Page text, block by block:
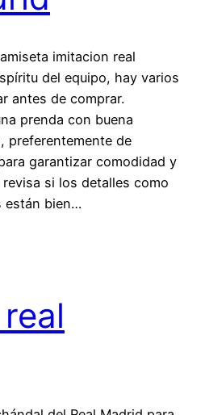
imitacion real
del equipo, hay varios
antes de comprar.
prenda con buena
preferentemente de
garantizar comodidad y
si los detalles como
están bien…